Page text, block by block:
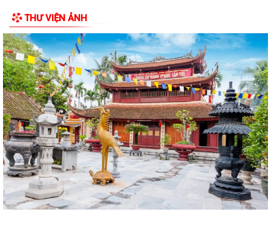
Quyết định công nhận kết quả cho thôi làm Trưởng thôn Như Lâm
nhiệm kỳ 2024-2027
Quyết định công nhận kết quả cho thôi làm Trưởng thôn Quan Lộc
nhiệm kỳ 2024-2027
Quyết định công nhận kết quả cho thôi làm Trưởng thôn Tân Hợp
nhiệm kỳ 2024-2027
Quyết định về việc chỉ định Trưởng thôn An Hộ (lâm thời)
Quyết định về việc chỉ định Trưởng thôn An Hưng (lâm thời)
Quyết định về việc chỉ định Trưởng thôn Đoàn Khê (lâm thời)
Quyết định về việc chỉ định Trưởng thôn Đồng Tâm (lâm thời)
THƯ VIỆN ẢNH